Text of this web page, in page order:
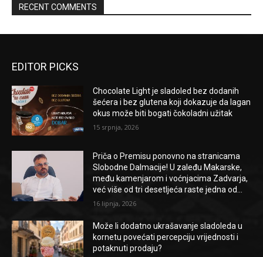
RECENT COMMENTS
EDITOR PICKS
Chocolate Light je sladoled bez dodanih
šećera i bez glutena koji dokazuje da lagan
okus može biti bogati čokoladni užitak
15 srpnja, 2026
Priča o Premisu ponovno na stranicama
Slobodne Dalmacije! U zaleđu Makarske,
među kamenjarom i voćnjacima Zadvarja,
već više od tri desetljeća raste jedna od...
16 lipnja, 2026
Može li dodatno ukrašavanje sladoleda u
kornetu povećati percepciju vrijednosti i
potaknuti prodaju?